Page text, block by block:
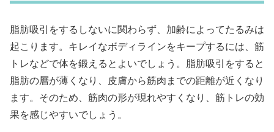
脂肪吸引をするしないに関わらず、加齢によってたるみは
起こります。キレイなボディラインをキープするには、筋
トレなどで体を鍛えるとよいでしょう。脂肪吸引をすると
脂肪の層が薄くなり、皮膚から筋肉までの距離が近くなり
ます。そのため、筋肉の形が現れやすくなり、筋トレの効
果を感じやすいでしょう。